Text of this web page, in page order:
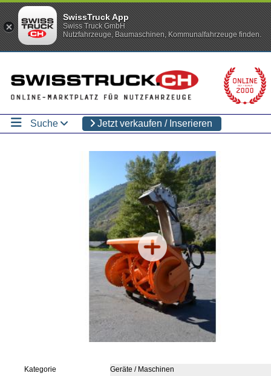
Suche Jetzt verkaufen / Inserieren
Kategorie
Geräte / Maschinen
SwissTruck App
Swiss Truck GmbH
Nutzfahrzeuge, Baumaschinen, Kommunalfahrzeuge finden.